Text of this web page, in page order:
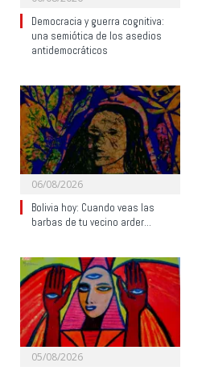
Democracia y guerra cognitiva:
una semiótica de los asedios
antidemocráticos
06/08/2026
Bolivia hoy: Cuando veas las
barbas de tu vecino arder…
05/08/2026